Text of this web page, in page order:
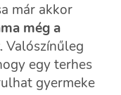
már akkor
még a
. Valószínűleg
egy terhes
gyermeke